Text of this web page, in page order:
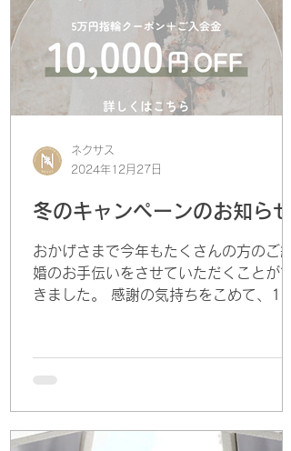
用いただき、一人ひとりに寄り添ったサ
ポートを大切にしております。 また、
見・内面の両面から魅力を高めるサポー
トや、短期間でのご成婚を目指した戦略
的なご紹介を強みとしております。 今
方のご縁をつなぎ、幸せなご成婚へと導
けるよう努めてまいります。 今後とも
談所NEXUS一同
冬のキャンペーンのお知らせ
おかげさまで今年もたくさんの方のご結
婚のお手伝いをさせていただくことがで
きました。 感謝の気持ちをこめて、1月
の5万円割引クーポン（先着10名様ま
で）婚約指輪以外も結婚指輪などにもご
ネクサス
2024年12月27日